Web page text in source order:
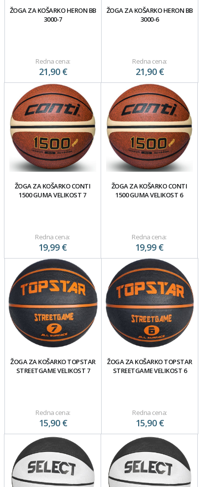
ŽOGA ZA KOŠARKO HERON BB
3000-7
Redna cena:
21,90 €
ŽOGA ZA KOŠARKO HERON BB
3000-6
Redna cena:
21,90 €
ŽOGA ZA KOŠARKO CONTI
1500 GUMA VELIKOST 7
Redna cena:
19,99 €
ŽOGA ZA KOŠARKO CONTI
1500 GUMA VELIKOST 6
Redna cena:
19,99 €
ŽOGA ZA KOŠARKO TOPSTAR
STREETGAME VELIKOST 7
Redna cena:
15,90 €
ŽOGA ZA KOŠARKO TOPSTAR
STREETGAME VELIKOST 6
Redna cena:
15,90 €